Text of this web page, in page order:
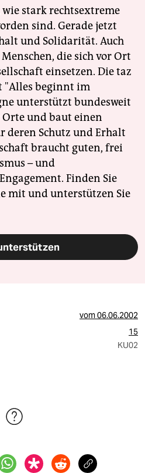
stark rechtsextreme
sind. Gerade jetzt
und Solidarität. Auch
die sich vor Ort
einsetzen. Die taz
"Alles beginnt im
unterstützt bundesweit
und baut einen
deren Schutz und Erhalt
braucht guten, frei
– und
Finden Sie
mit und unterstützen Sie
vom06.06.2002
15
KU02